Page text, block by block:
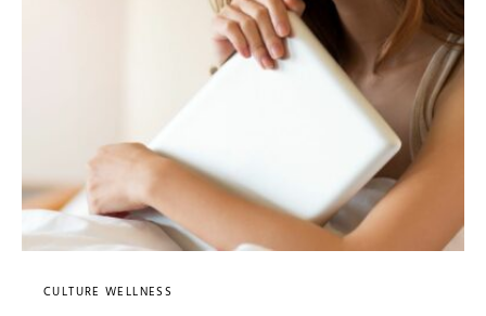
CULTURE WELLNESS